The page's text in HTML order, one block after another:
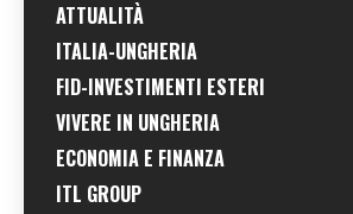
ATTUALITÀ
ITALIA-UNGHERIA
FID-INVESTIMENTI ESTERI
VIVERE IN UNGHERIA
ECONOMIA E FINANZA
ITL GROUP